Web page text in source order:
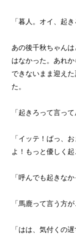
「暮人。オイ、起き
あの後千秋ちゃん
はなかった。あれ
できないまま迎え
た。
「起きろって言っ
「イッテ！ばっ、
よ！もっと優しく起
「呼んでも起きな
「馬鹿って言う方
「はは、気付くの遅